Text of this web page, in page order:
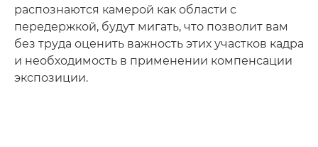
распознаются камерой как области с
передержкой, будут мигать, что позволит вам
без труда оценить важность этих участков кадра
и необходимость в применении компенсации
экспозиции.